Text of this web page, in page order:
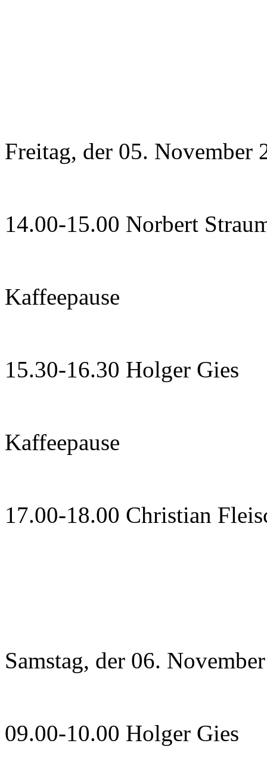
Freitag, der 05. November
14.00-15.00 Norbert
Kaffeepause
15.30-16.30 Holger Gies
Kaffeepause
17.00-18.00 Christian
Samstag, der 06.
09.00-10.00 Holger Gies